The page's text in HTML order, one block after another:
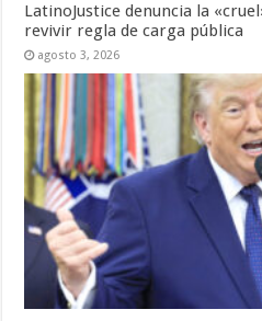
LatinoJustice denuncia la
revivir regla de carga pública
agosto 3, 2026